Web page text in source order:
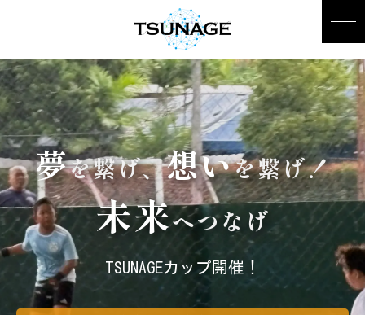
夢を繋げ、想いを繋げ！
未来へつなげ
TSUNAGEカップ開催！